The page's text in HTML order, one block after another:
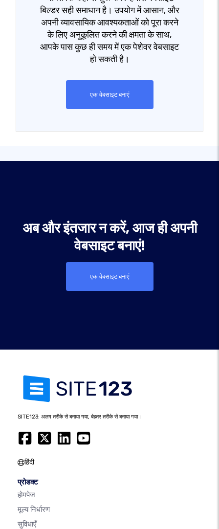
बिल्डर सही समाधान है। उपयोग में आसान, और
अपनी व्यावसायिक आवश्यकताओं को पूरा करने
के लिए अनुकूलित करने की क्षमता के साथ,
आपके पास कुछ ही समय में एक पेशेवर वेबसाइट
हो सकती है।
एक वेबसाइट बनाएं
अब और इंतजार न करें, आज ही अपनी
वेबसाइट बनाएं!
एक वेबसाइट बनाएं
SITE123: अलग तरीके से बनाया गया, बेहतर तरीके से बनाया गया।
हिंदी
प्रोडक्ट
होमपेज
मूल्य निर्धारण
सुविधाएँ